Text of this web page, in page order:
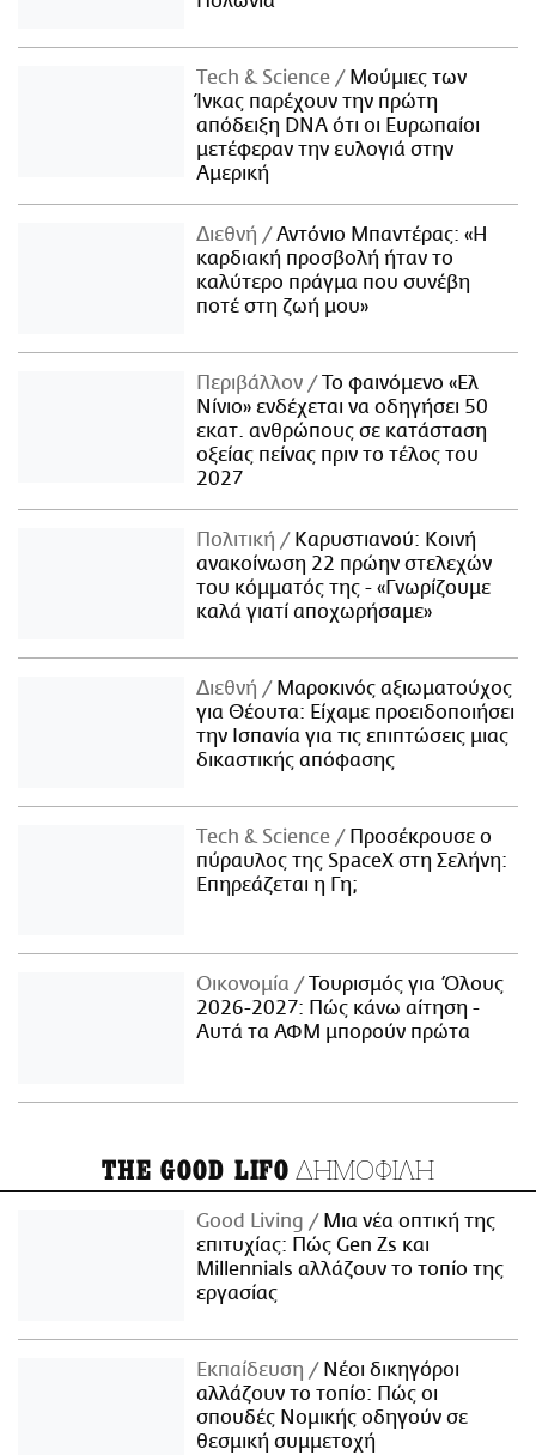
Τech & Science
Μούμιες των
Ίνκας παρέχουν την πρώτη
απόδειξη DNA ότι οι Ευρωπαίοι
μετέφεραν την ευλογιά στην
Αμερική
Διεθνή
Αντόνιο Μπαντέρας: «Η
καρδιακή προσβολή ήταν το
καλύτερο πράγμα που συνέβη
ποτέ στη ζωή μου»
Περιβάλλον
Το φαινόμενο «Ελ
Νίνιο» ενδέχεται να οδηγήσει 50
εκατ. ανθρώπους σε κατάσταση
οξείας πείνας πριν το τέλος του
2027
Πολιτική
Καρυστιανού: Κοινή
ανακοίνωση 22 πρώην στελεχών
του κόμματός της - «Γνωρίζουμε
καλά γιατί αποχωρήσαμε»
Διεθνή
Μαροκινός αξιωματούχος
για Θέουτα: Είχαμε προειδοποιήσει
την Ισπανία για τις επιπτώσεις μιας
δικαστικής απόφασης
Τech & Science
Προσέκρουσε ο
πύραυλος της SpaceX στη Σελήνη:
Επηρεάζεται η Γη;
Οικονομία
Τουρισμός για Όλους
2026-2027: Πώς κάνω αίτηση -
Αυτά τα ΑΦΜ μπορούν πρώτα
THE GOOD LIFO ΔΗΜΟΦΙΛΗ
Good Living
Μια νέα οπτική της
επιτυχίας: Πώς Gen Zs και
Millennials αλλάζουν το τοπίο της
εργασίας
Εκπαίδευση
Νέοι δικηγόροι
αλλάζουν το τοπίο: Πώς οι
σπουδές Νομικής οδηγούν σε
θεσμική συμμετοχή